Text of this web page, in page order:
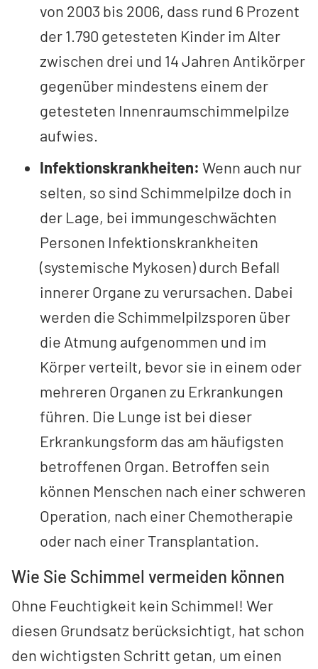
von 2003 bis 2006, dass rund 6 Prozent
der 1.790 getesteten Kinder im Alter
zwischen drei und 14 Jahren Antikörper
gegenüber mindestens einem der
getesteten Innenraumschimmelpilze
aufwies.
Infektionskrankheiten: Wenn auch nur
selten, so sind Schimmelpilze doch in
der Lage, bei immungeschwächten
Personen Infektionskrankheiten
(systemische Mykosen) durch Befall
innerer Organe zu verursachen. Dabei
werden die Schimmelpilzsporen über
die Atmung aufgenommen und im
Körper verteilt, bevor sie in einem oder
mehreren Organen zu Erkrankungen
führen. Die Lunge ist bei dieser
Erkrankungsform das am häufigsten
betroffenen Organ. Betroffen sein
können Menschen nach einer schweren
Operation, nach einer Chemotherapie
oder nach einer Transplantation.
Wie Sie Schimmel vermeiden können
Ohne Feuchtigkeit kein Schimmel! Wer
diesen Grundsatz berücksichtigt, hat schon
den wichtigsten Schritt getan, um einen